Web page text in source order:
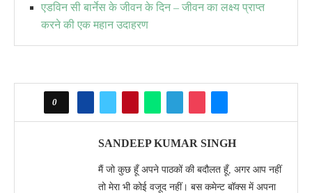
एडविन सी बार्नेस के जीवन के दिन – जीवन का लक्ष्य प्राप्त
करने की एक महान उदाहरण
0
SANDEEP KUMAR SINGH
मैं जो कुछ हूँ अपने पाठकों की बदौलत हूँ, अगर आप नहीं
तो मेरा भी कोई वजूद नहीं। बस कमेन्ट बॉक्स में अपना